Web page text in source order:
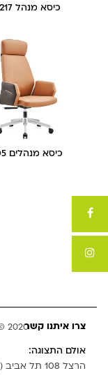
כיסא מנהל 2217
כיסא מנהלים 105
צרו איתנו קשר
אולם התצוגה:
הרצל 108 תל אביב (חניה צמודה חינם)
2020 © כל הזכויות שמורות ל-OREN110